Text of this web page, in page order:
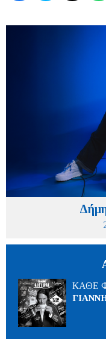
ΚΑΘΕ